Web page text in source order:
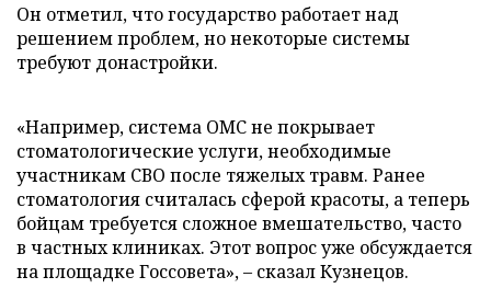
Он отметил, что государство работает над
решением проблем, но некоторые системы
требуют донастройки.
«Например, система ОМС не покрывает
стоматологические услуги, необходимые
участникам СВО после тяжелых травм. Ранее
стоматология считалась сферой красоты, а теперь
бойцам требуется сложное вмешательство, часто
в частных клиниках. Этот вопрос уже обсуждается
на площадке Госсовета», – сказал Кузнецов.